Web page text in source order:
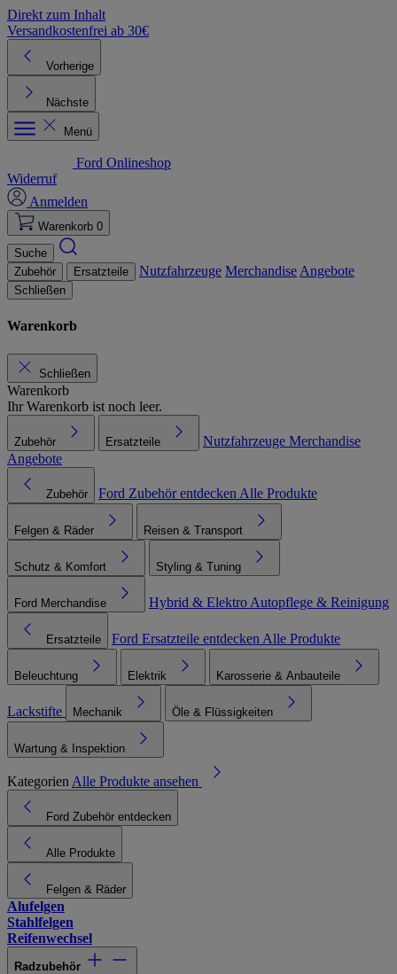
Direkt zum Inhalt
Versandkostenfrei ab 30€
Vorherige
Nächste
Menü
Ford Onlineshop
Widerruf
Anmelden
Warenkorb 0
Suche
Zubehör
Ersatzteile Nutzfahrzeuge Merchandise Angebote
Schließen
Warenkorb
Schließen
Warenkorb
Ihr Warenkorb ist noch leer.
Zubehör Ersatzteile Nutzfahrzeuge Merchandise
Angebote
Zubehör Ford Zubehör entdecken Alle Produkte
Felgen & Räder Reisen & Transport
Schutz & Komfort Styling & Tuning
Ford Merchandise Hybrid & Elektro Autopflege & Reinigung
Ersatzteile Ford Ersatzteile entdecken Alle Produkte
Beleuchtung Elektrik Karosserie & Anbauteile
Lackstifte Mechanik Öle & Flüssigkeiten
Wartung & Inspektion
Kategorien Alle Produkte ansehen
Ford Zubehör entdecken
Alle Produkte
Felgen & Räder
Alufelgen
Stahlfelgen
Reifenwechsel
Radzubehör